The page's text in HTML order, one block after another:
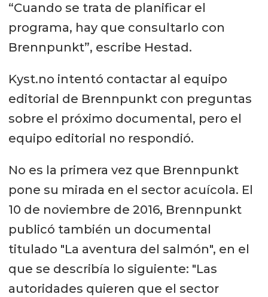
“Cuando se trata de planificar el
programa, hay que consultarlo con
Brennpunkt”, escribe Hestad.
Kyst.no intentó contactar al equipo
editorial de Brennpunkt con preguntas
sobre el próximo documental, pero el
equipo editorial no respondió.
No es la primera vez que Brennpunkt
pone su mirada en el sector acuícola. El
10 de noviembre de 2016, Brennpunkt
publicó también un documental
titulado "La aventura del salmón", en el
que se describía lo siguiente: "Las
autoridades quieren que el sector